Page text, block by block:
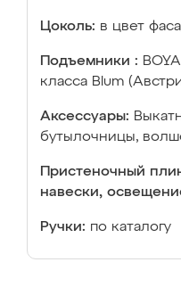
Цоколь: в цвет
Подъемники :
класса Blum
Аксессуары:
бутылочницы,
Пристеночный
навески,
Ручки: по каталогу